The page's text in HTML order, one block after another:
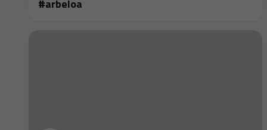
#arbeloa